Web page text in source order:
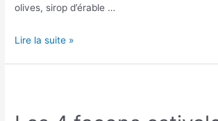
olives, sirop d’érable …
Les
Lire la suite »